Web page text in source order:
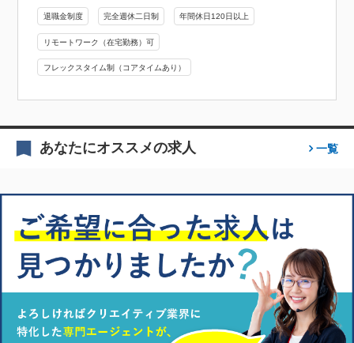
退職金制度 完全週休二日制 年間休日120日以上
リモートワーク（在宅勤務）可
フレックスタイム制（コアタイムあり）
あなたにオススメの求人 一覧